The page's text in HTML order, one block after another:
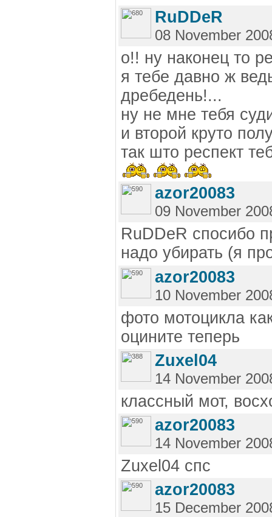
RuDDeR
08 November
о!! ну наконец то
я тебе давно ж
дребедень!...
ну не мне тебя
и второй круто
так што респект
azor20083
09 November
RuDDeR спосибо
надо убирать (я
azor20083
10 November
фото мотоцикла
оцините теперь
Zuxel04
14 November
классный мот,
azor20083
14 November
Zuxel04 спс
azor20083
15 December